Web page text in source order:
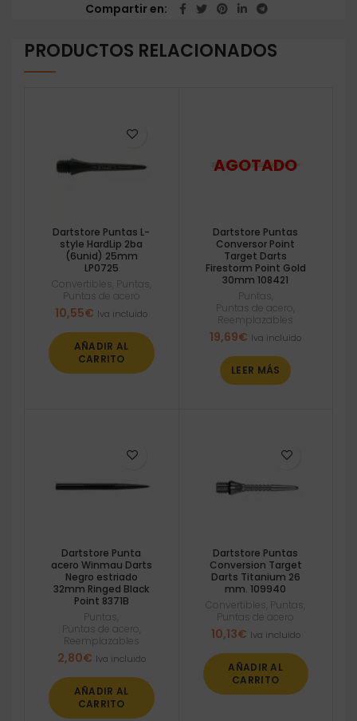
Compartir en
PRODUCTOS RELACIONADOS
Dartstore Puntas L-
style HardLip 2ba
(6unid) 25mm
LP0725
Convertibles Puntas
Puntas de acero
10,55€ Iva incluido
AÑADIR AL
CARRITO
Dartstore Puntas
Conversor Point
Target Darts
Firestorm Point Gold
30mm 108421
Puntas
Puntas de acero
Reemplazables
19,69€ Iva incluido
LEER MÁS
Dartstore Punta
acero Winmau Darts
Negro estriado
32mm Ringed Black
Point 8371B
Puntas
Puntas de acero
Reemplazables
2,80€ Iva incluido
AÑADIR AL
CARRITO
Dartstore Puntas
Conversion Target
Darts Titanium 26
mm. 109940
Convertibles Puntas
Puntas de acero
10,13€ Iva incluido
AÑADIR AL
CARRITO